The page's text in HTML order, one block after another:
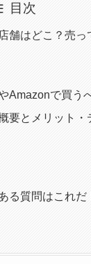
目次
舗はどこ？売っ
Amazonで買う
要とメリット・
る質問はこれだ